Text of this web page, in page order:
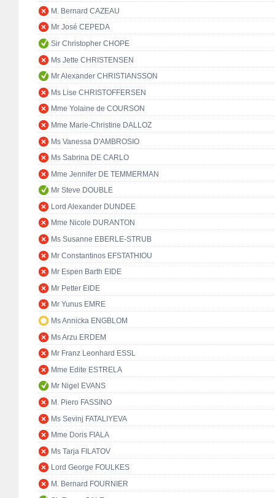
M. Bernard CAZEAU
Mr José CEPEDA
Sir Christopher CHOPE
Ms Jette CHRISTENSEN
Mr Alexander CHRISTIANSSON
Ms Lise CHRISTOFFERSEN
Mme Yolaine de COURSON
Mme Marie-Christine DALLOZ
Ms Vanessa D'AMBROSIO
Ms Sabrina DE CARLO
Mme Jennifer DE TEMMERMAN
Mr Steve DOUBLE
Lord Alexander DUNDEE
Mme Nicole DURANTON
Ms Susanne EBERLE-STRUB
Mr Constantinos EFSTATHIOU
Mr Espen Barth EIDE
Mr Petter EIDE
Mr Yunus EMRE
Ms Annicka ENGBLOM
Ms Arzu ERDEM
Mr Franz Leonhard ESSL
Mme Edite ESTRELA
Mr Nigel EVANS
M. Piero FASSINO
Ms Sevinj FATALIYEVA
Mme Doris FIALA
Ms Tarja FILATOV
Lord George FOULKES
M. Bernard FOURNIER